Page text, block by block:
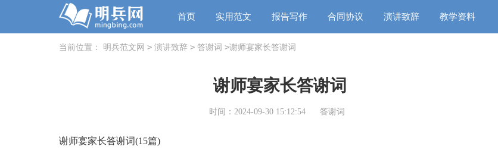
首页 实用范文 报告写作 合同协议 演讲致辞 教学资料
当前位置： 明兵范文网 > 演讲致辞 > 答谢词 >谢师宴家长答谢词
谢师宴家长答谢词
时间：2024-09-30 15:12:54 答谢词
谢师宴家长答谢词(15篇)